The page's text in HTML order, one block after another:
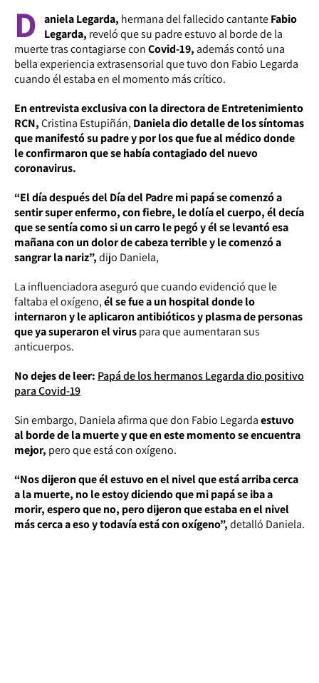
D aniela Legarda, hermana del fallecido cantanteFabio
Legarda, reveló que su padre estuvo al borde de la
muerte tras contagiarse conCovid-19, además contó una
bella experiencia extrasensorial que tuvo don Fabio Legarda
cuando él estaba en el momento más crítico.
En entrevista exclusiva con la directora de Entretenimiento
RCN,Cristina Estupiñán, Daniela dio detalle de los síntomas
que manifestó su padre y por los que fue al médico donde
le confirmaron que se había contagiado del nuevo
coronavirus.
“El día después del Día del Padre mi papá se comenzó a
sentir super enfermo, con fiebre, le dolía el cuerpo, él decía
que se sentía como si un carro le pegó y él se levantó esa
mañana con un dolor de cabeza terrible y le comenzó a
sangrar la nariz”,dijo Daniela,
La influenciadora aseguró que cuando evidenció que le
faltaba el oxígeno,él se fue a un hospital donde lo
internaron y le aplicaron antibióticos y plasma de personas
que ya superaron el viruspara que aumentaran sus
anticuerpos.
No dejes de leer: Papá de los hermanos Legarda dio positivo
para Covid-19
Sin embargo, Daniela afirma que don Fabio Legardaestuvo
al borde de la muerte y que en este momento se encuentra
mejor, pero que está con oxígeno.
“Nos dijeron que él estuvo en el nivel que está arriba cerca
a la muerte, no le estoy diciendo que mi papá se iba a
morir, espero que no, pero dijeron que estaba en el nivel
más cerca a eso y todavía está con oxígeno”,detalló Daniela.